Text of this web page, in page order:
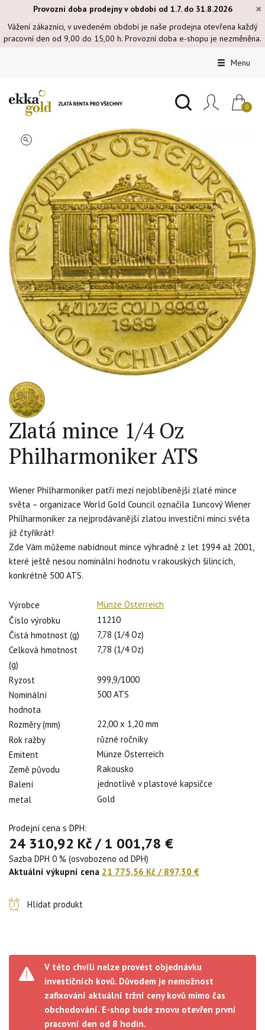
×
Provozní doba prodejny v období od 1.7. do 31.8.2026
Vážení zákazníci, v uvedeném období je naše prodejna otevřena každý
pracovní den od 9,00 do 15,00 h. Provozní doba e-shopu je nezměněna.
Menu
Zlatá mince 1/4 Oz
Philharmoniker ATS
Wiener Philharmoniker patří mezi nejoblíbenější zlaté mince
světa – organizace World Gold Council označila 1uncový Wiener
Philharmoniker za nejprodávanější zlatou investiční minci světa
již čtyřikrát!
Zde Vám můžeme nabídnout mince výhradně z let 1994 až 2001,
které ještě nesou nominální hodnotu v rakouských šilincích,
konkrétně 500 ATS.
Výrobce
Münze Österreich
Číslo výrobku
11210
Čistá hmotnost (g)
7,78 (1/4 Oz)
Celková hmotnost
(g)
7,78 (1/4 Oz)
Ryzost
999,9/1000
Nominální
hodnota
500 ATS
Rozměry (mm)
22,00 x 1,20 mm
Rok ražby
různé ročníky
Emitent
Münze Österreich
Země původu
Rakousko
Balení
jednotlivě v plastové kapsičce
metal
Gold
Prodejní cena s DPH:
24 310,92 Kč/1 001,78 €
Sazba DPH 0 % (osvobozeno od DPH)
Aktuální výkupní cena 21 775,56 Kč / 897,30 €
Hlídat produkt
V této chvíli nelze provést objednávku
investičních kovů. Důvodem je nemožnost
zafixování aktuální tržní ceny kovů mimo čas
obchodování. E-shop bude znovu otevřen první
pracovní den od 8 hodin.